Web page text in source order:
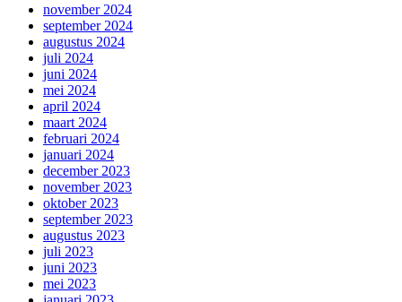
november 2024
september 2024
augustus 2024
juli 2024
juni 2024
mei 2024
april 2024
maart 2024
februari 2024
januari 2024
december 2023
november 2023
oktober 2023
september 2023
augustus 2023
juli 2023
juni 2023
mei 2023